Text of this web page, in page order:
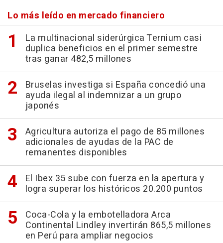
Lo más leído en mercado financiero
La multinacional siderúrgica Ternium casi
duplica beneficios en el primer semestre
tras ganar 482,5 millones
Bruselas investiga si España concedió una
ayuda ilegal al indemnizar a un grupo
japonés
Agricultura autoriza el pago de 85 millones
adicionales de ayudas de la PAC de
remanentes disponibles
El Ibex 35 sube con fuerza en la apertura y
logra superar los históricos 20.200 puntos
Coca-Cola y la embotelladora Arca
Continental Lindley invertirán 865,5 millones
en Perú para ampliar negocios